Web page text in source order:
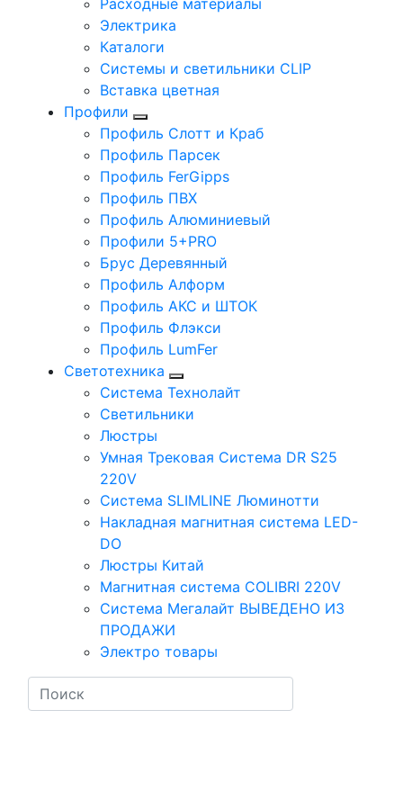
Электрика
Каталоги
Системы и светильники CLIP
Вставка цветная
Профили
Профиль Слотт и Краб
Профиль Парсек
Профиль FerGipps
Профиль ПВХ
Профиль Алюминиевый
Профили 5+PRO
Брус Деревянный
Профиль Алформ
Профиль АКС и ШТОК
Профиль Флэкси
Профиль LumFer
Светотехника
Система Технолайт
Светильники
Люстры
Умная Трековая Система DR S25
220V
Система SLIMLINE Люминотти
Накладная магнитная система LED-
DO
Люстры Китай
Магнитная система COLIBRI 220V
Система Мегалайт ВЫВЕДЕНО ИЗ
ПРОДАЖИ
Электро товары